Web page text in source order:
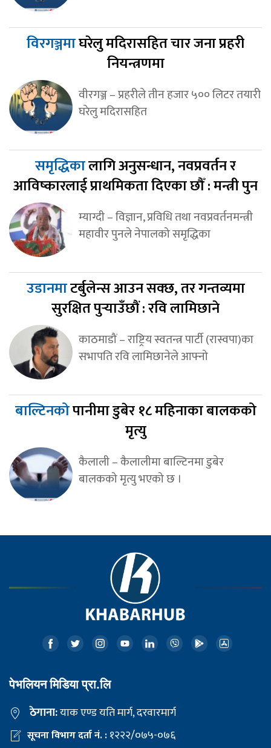
विरगञ्जमाघरेलु मदिरासहित चार जना प्रहरी
नियन्त्रणमा
वीरगञ्ज – प्रहरीले तीन हजार ५०० लिटर तयारी
घरेलु मदिरासहित
समृद्धिकालागि अनुसन्धान, नवप्रवर्तन र
आविष्कारलाई प्राथमिकता दिएका छौँ : मन्त्री पुन
म्याग्दी – विज्ञान, प्रविधि तथा नवप्रवर्तनमन्त्री
महावीर पुनले नेपालको समृद्धिका
उडानमाटर्बुलेन्स आउन सक्छ, तर गन्तव्यमा
सुरक्षित पुर्‍याउँछौं : रवि लामिछाने
काठमाडौं – राष्ट्रिय स्वतन्त्र पार्टी (रास्वपा)का
सभापति रवि लामिछानेले आफ्नो
बाल्टिनकोपानीमा डुबेर १८ महिनाका बालकको
मृत्यु
कैलाली – कैलालीमा बाल्टिनमा डुबेर
बालकको मृत्यु भएको छ ।
पेभलियन मिडिया प्रा.लि
ठेगाना:याक एण्ड यति मार्ग, दरवारमार्ग
सूचना विभाग दर्ता नं. :१२२२/०७५-०७६